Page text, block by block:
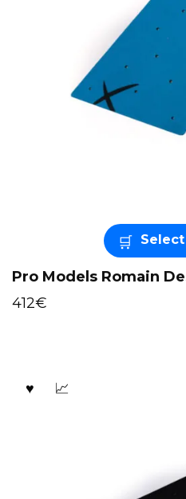
Pro Models Romain
412€